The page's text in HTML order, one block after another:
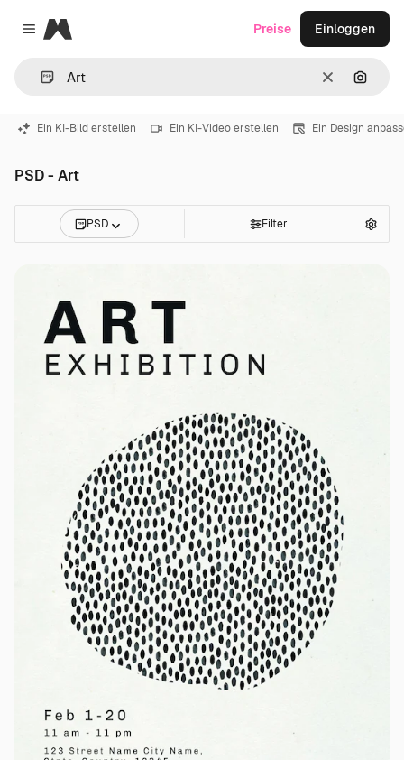
Close menu
Magnific
LöschenNach
Preise Einloggen
Ein KI-Bild erstellen Ein KI-Video erstellen Ein Design
PSD - Art
PSD Filter